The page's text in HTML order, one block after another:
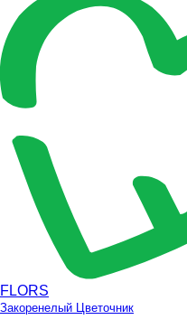
FLORS
Закоренелый Цветочник